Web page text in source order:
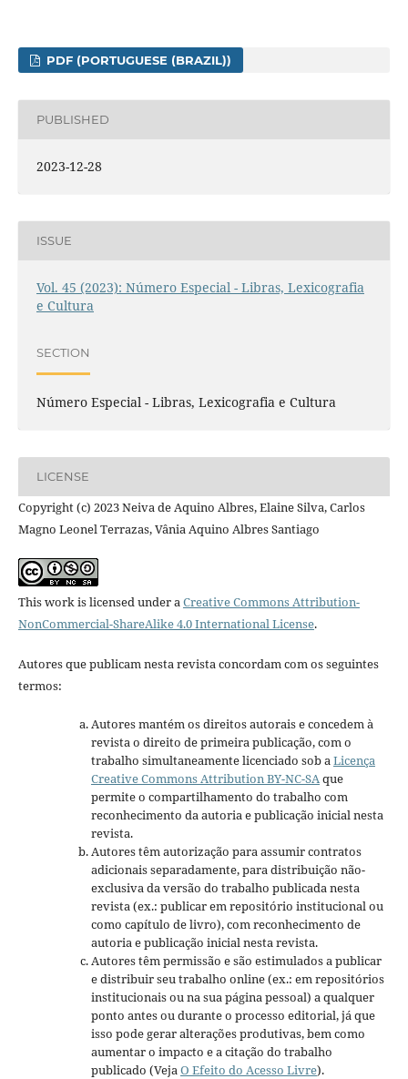
PDF (PORTUGUESE (BRAZIL))
PUBLISHED
2023-12-28
ISSUE
Vol. 45 (2023): Número Especial - Libras, Lexicografia
e Cultura
SECTION
Número Especial - Libras, Lexicografia e Cultura
LICENSE
Copyright (c) 2023 Neiva de Aquino Albres, Elaine Silva, Carlos
Magno Leonel Terrazas, Vânia Aquino Albres Santiago
This work is licensed under aCreative Commons Attribution-
NonCommercial-ShareAlike 4.0 International License.
Autores que publicam nesta revista concordam com os seguintes
termos:
Autores mantém os direitos autorais e concedem à
revista o direito de primeira publicação, com o
trabalho simultaneamente licenciado sob aLicença
Creative Commons Attribution BY-NC-SAque
permite o compartilhamento do trabalho com
reconhecimento da autoria e publicação inicial nesta
revista.
Autores têm autorização para assumir contratos
adicionais separadamente, para distribuição não-
exclusiva da versão do trabalho publicada nesta
revista (ex.: publicar em repositório institucional ou
como capítulo de livro), com reconhecimento de
autoria e publicação inicial nesta revista.
Autores têm permissão e são estimulados a publicar
e distribuir seu trabalho online (ex.: em repositórios
institucionais ou na sua página pessoal) a qualquer
ponto antes ou durante o processo editorial, já que
isso pode gerar alterações produtivas, bem como
aumentar o impacto e a citação do trabalho
publicado (VejaO Efeito do Acesso Livre).